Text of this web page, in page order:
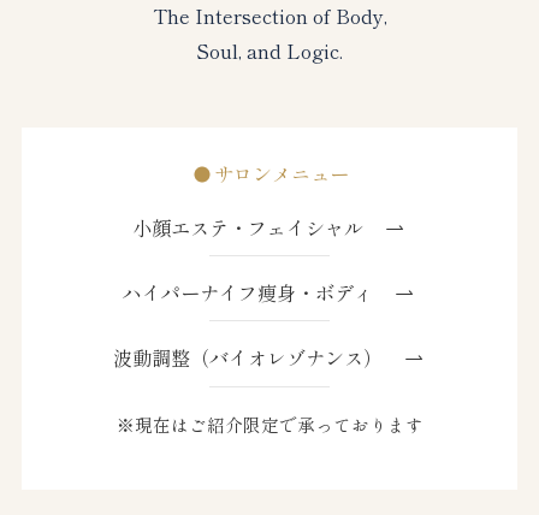
The Intersection of Body,
Soul, and Logic.
サロンメニュー
小顔エステ・フェイシャル
ハイパーナイフ痩身・ボディ
波動調整（バイオレゾナンス）
※現在はご紹介限定で承っております